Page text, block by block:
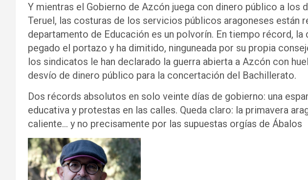
Y mientras el Gobierno de Azcón juega con dinero público a los
Teruel, las costuras de los servicios públicos aragoneses están
departamento de Educación es un polvorín. En tiempo récord, la
pegado el portazo y ha dimitido, ninguneada por su propia
los sindicatos le han declarado la guerra abierta a Azcón con
desvío de dinero público para la concertación del Bachillerato.
Dos récords absolutos en solo veinte días de gobierno: una
educativa y protestas en las calles. Queda claro: la primavera
caliente… y no precisamente por las supuestas orgías de Ábalos